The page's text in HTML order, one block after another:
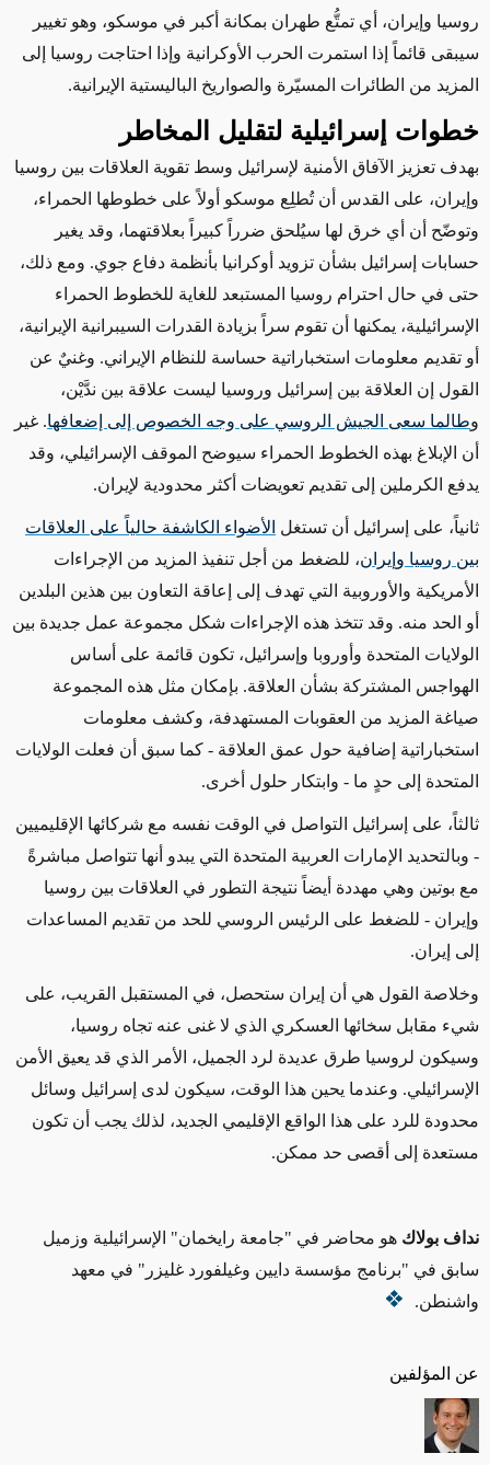
عن المؤلفين
روسيا وإيران، أي تمتُّع طهران بمكانة أكبر في موسكو، وهو تغيير
سيبقى قائماً إذا استمرت الحرب الأوكرانية وإذا احتاجت روسيا إلى
المزيد من الطائرات المسيّرة والصواريخ الباليستية الإيرانية.
خطوات إسرائيلية لتقليل المخاطر
بهدف تعزيز الآفاق الأمنية لإسرائيل وسط تقوية العلاقات بين روسيا
وإيران، على القدس أن تُطلِع موسكو أولاً على خطوطها الحمراء،
وتوضّح أن أي خرق لها سيُلحق ضرراً كبيراً بعلاقتهما، وقد يغير
حسابات إسرائيل بشأن تزويد أوكرانيا بأنظمة دفاع جوي. ومع ذلك،
حتى في حال احترام روسيا المستبعد للغاية للخطوط الحمراء
الإسرائيلية، يمكنها أن تقوم سراً بزيادة القدرات السيبرانية الإيرانية،
أو تقديم معلومات استخباراتية حساسة للنظام الإيراني. وغنيٌ عن
القول إن العلاقة بين إسرائيل وروسيا ليست علاقة بين ندَّيْن،
وطالما سعى الجيش الروسي على وجه الخصوص إلى إضعافها. غير
أن الإبلاغ بهذه الخطوط الحمراء سيوضح الموقف الإسرائيلي، وقد
يدفع الكرملين إلى تقديم تعويضات أكثر محدودية لإيران.
ثانياً، على إسرائيل أن تستغل الأضواء الكاشفة حالياً على العلاقات
بين روسيا وإيران، للضغط من أجل تنفيذ المزيد من الإجراءات
الأمريكية والأوروبية التي تهدف إلى
إعاقة التعاون بين هذين البلدين
أو الحد منه. وقد تتخذ هذه الإجراءات شكل مجموعة عمل جديدة بين
الولايات المتحدة وأوروبا وإسرائيل، تكون قائمة على أساس
الهواجس المشتركة بشأن العلاقة. بإمكان مثل هذه المجموعة
صياغة المزيد من العقوبات المستهدفة، وكشف معلومات
استخباراتية إضافية حول عمق العلاقة - كما سبق أن فعلت الولايات
المتحدة إلى حدٍ ما - وابتكار حلول أخرى.
ثالثاً، على إسرائيل التواصل في الوقت نفسه مع شركائها الإقليميين
- وبالتحديد الإمارات العربية المتحدة التي يبدو أنها تتواصل مباشرةً
مع بوتين وهي مهددة أيضاً نتيجة التطور في العلاقات بين روسيا
وإيران - للضغط على الرئيس الروسي للحد من تقديم المساعدات
إلى إيران.
وخلاصة القول هي أن إيران ستحصل، في المستقبل القريب، على
شيء مقابل سخائها العسكري الذي لا غنى عنه تجاه روسيا،
وسيكون لروسيا طرق عديدة لرد الجميل، الأمر الذي قد يعيق الأمن
الإسرائيلي. وعندما يحين هذا الوقت، سيكون لدى إسرائيل وسائل
محدودة للرد على هذا الواقع الإقليمي الجديد، لذلك يجب أن تكون
مستعدة إلى أقصى حد ممكن.
نداف بولاك هو محاضر في "جامعة رايخمان" الإسرائيلية وزميل
سابق في "برنامج مؤسسة دايين وغيلفورد غليزر" في معهد
واشنطن.